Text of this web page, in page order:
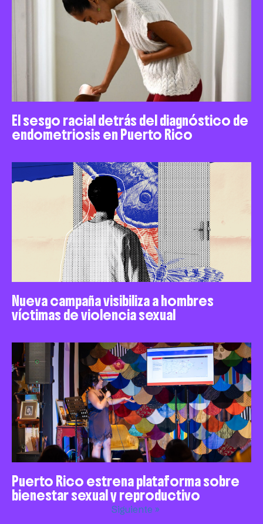
El sesgo racial detrás del diagnóstico de
endometriosis en Puerto Rico
Nueva campaña visibiliza a hombres
víctimas de violencia sexual
Puerto Rico estrena plataforma sobre
bienestar sexual y reproductivo
Siguiente »